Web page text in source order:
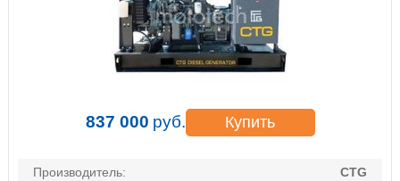
837 000 руб. Купить
Производитель:
CTG